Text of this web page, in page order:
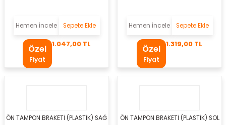
Hemen İncele Sepete Ekle
Özel
Fiyat
1.047,00 TL
Hemen İncele Sepete Ekle
Özel
Fiyat
1.319,00 TL
ÖN TAMPON BRAKETİ (PLASTİK) SAĞ
ÖN TAMPON BRAKETİ (PLASTİK) SOL